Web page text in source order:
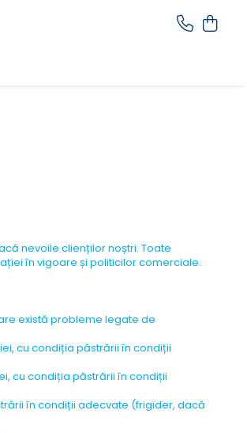
nevoile clienților noștri. Toate
în vigoare și politicilor comerciale.
există probleme legate de
cu condiția păstrării în condiții
cu condiția păstrării în condiții
în condiții adecvate (frigider, dacă